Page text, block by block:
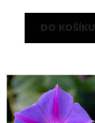
DO KOŠÍKU